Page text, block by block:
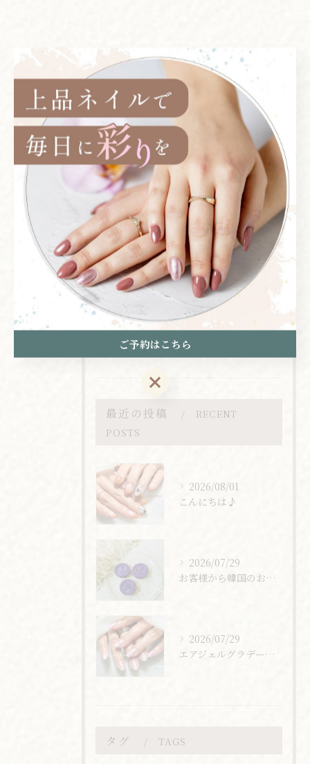
< 前のページ 一覧に戻る 次のページ >
カテゴリー CATEGORIES
全てのカテゴリー
シンプル
マグネット
フット
ワンカラー
グラデーション
オリジナルコース
最近の投稿
RECENT
POSTS
2026/08/01
こんにちは♪
2026/07/29
お客様から韓国のお土産頂きました🇰🇷
2026/07/29
エアジェルグラデーション
タグ TAGS
ご予約はこちら
ご予約はこちら